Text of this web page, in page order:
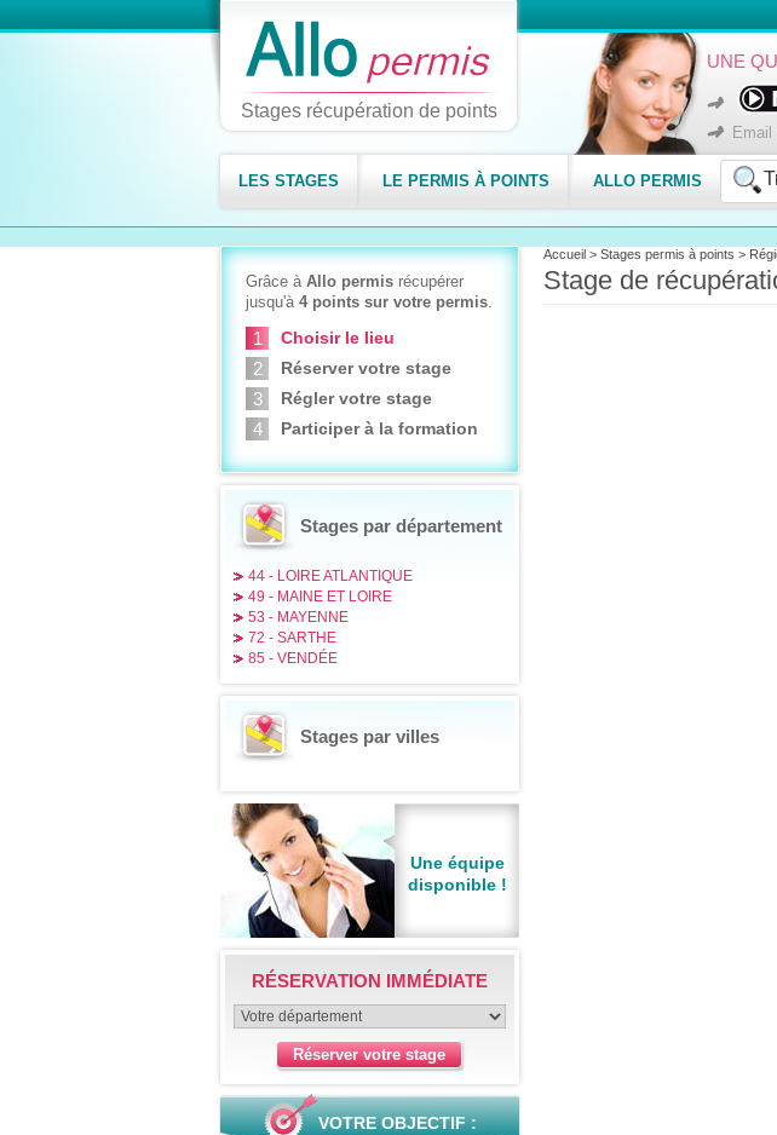
Stages récupération de points
UNE
Email
LES STAGES LE PERMIS À POINTS ALLO PERMIS
Accueil > Stages permis à points >
Stage de
Grâce à Allo permis récupérer
jusqu'à 4 points sur votre permis.
Choisir le lieu
Réserver votre stage
Régler votre stage
Participer à la formation
Stages par département
44 - LOIRE ATLANTIQUE
49 - MAINE ET LOIRE
53 - MAYENNE
72 - SARTHE
85 - VENDÉE
Stages par villes
Une équipe
disponible !
RÉSERVATION IMMÉDIATE
VOTRE OBJECTIF :